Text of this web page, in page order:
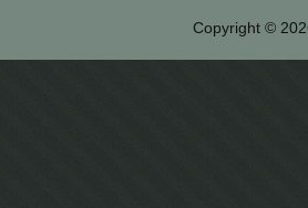
Copyright ©